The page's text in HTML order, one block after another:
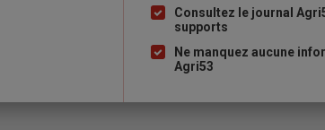
à
puce
Consultez le journal
supports
Ne manquez aucune
Agri53